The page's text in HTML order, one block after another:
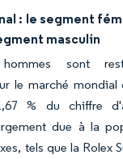
: le segment
masculin
sont
le marché mondial
% du chiffre
due à la
tels que la Rolex